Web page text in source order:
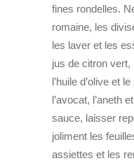
fines rondelles.
romaine, les
les laver et les
jus de citron vert,
l’huile d’olive et
l’avocat, l’aneth
sauce, laisser
joliment les
assiettes et les